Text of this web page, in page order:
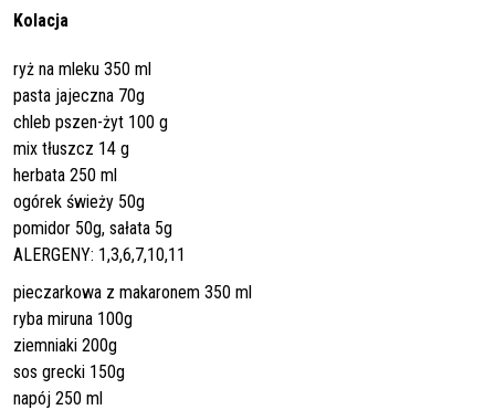
Kolacja
ryż na mleku 350 ml
pasta jajeczna 70g
chleb pszen-żyt 100 g
mix tłuszcz 14 g
herbata 250 ml
ogórek świeży 50g
pomidor 50g, sałata 5g
ALERGENY: 1,3,6,7,10,11
pieczarkowa z makaronem 350 ml
ryba miruna 100g
ziemniaki 200g
sos grecki 150g
napój 250 ml